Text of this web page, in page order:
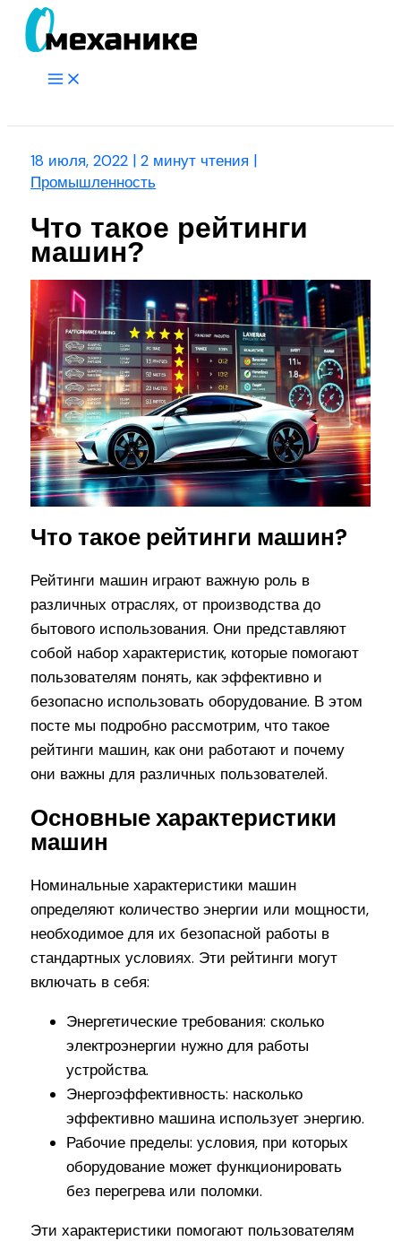
Перейти
Main
18 июля, 2022 |2 минут чтения |
Промышленность
Что такое рейтинги
машин?
Что такое рейтинги машин?
Рейтинги машин играют важную роль в
различных отраслях, от производства до
бытового использования. Они представляют
собой набор характеристик, которые помогают
пользователям понять, как эффективно и
безопасно использовать оборудование. В этом
посте мы подробно рассмотрим, что такое
рейтинги машин, как они работают и почему
они важны для различных пользователей.
Основные характеристики
машин
Номинальные характеристики машин
определяют количество энергии или мощности,
необходимое для их безопасной работы в
стандартных условиях. Эти рейтинги могут
включать в себя:
Энергетические требования: сколько
электроэнергии нужно для работы
устройства.
Энергоэффективность: насколько
эффективно машина использует энергию.
Рабочие пределы: условия, при которых
оборудование может функционировать
без перегрева или поломки.
Эти характеристики помогают пользователям